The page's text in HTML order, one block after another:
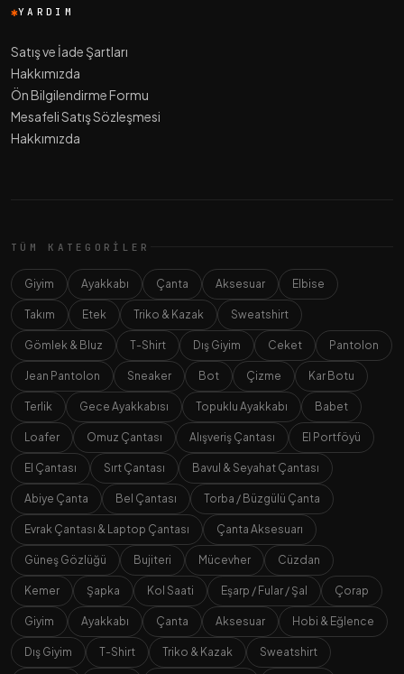
YARDIM
Satış ve İade Şartları
Hakkımızda
Ön Bilgilendirme Formu
Mesafeli Satış Sözleşmesi
Hakkımızda
TÜM KATEGORILER
Giyim Ayakkabı Çanta Aksesuar Elbise
Takım Etek Triko & Kazak Sweatshirt
Gömlek & Bluz T-Shirt Dış Giyim Ceket Pantolon
Jean Pantolon Sneaker Bot Çizme Kar Botu
Terlik Gece Ayakkabısı Topuklu Ayakkabı Babet
Loafer Omuz Çantası Alışveriş Çantası El Portföyü
El Çantası Sırt Çantası Bavul & Seyahat Çantası
Abiye Çanta Bel Çantası Torba / Büzgülü Çanta
Evrak Çantası & Laptop Çantası Çanta Aksesuarı
Güneş Gözlüğü Bujiteri Mücevher Cüzdan
Kemer Şapka Kol Saati Eşarp / Fular / Şal Çorap
Giyim Ayakkabı Çanta Aksesuar Hobi & Eğlence
Dış Giyim T-Shirt Triko & Kazak Sweatshirt